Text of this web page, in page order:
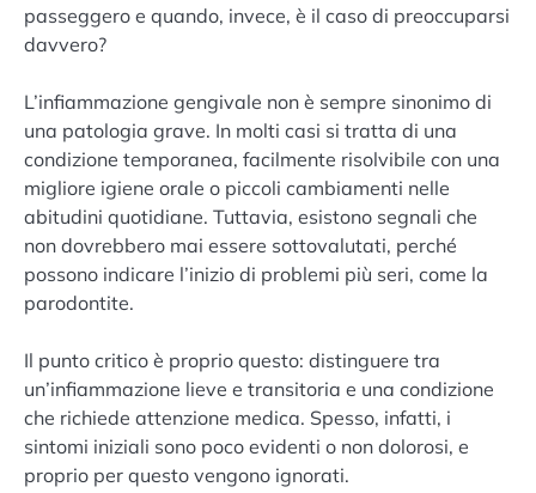
passeggero e quando, invece, è il caso di preoccuparsi
davvero?
L’infiammazione gengivale non è sempre sinonimo di
una patologia grave. In molti casi si tratta di una
condizione temporanea, facilmente risolvibile con una
migliore igiene orale o piccoli cambiamenti nelle
abitudini quotidiane. Tuttavia, esistono segnali che
non dovrebbero mai essere sottovalutati, perché
possono indicare l’inizio di problemi più seri, come la
parodontite.
Il punto critico è proprio questo: distinguere tra
un’infiammazione lieve e transitoria e una condizione
che richiede attenzione medica. Spesso, infatti, i
sintomi iniziali sono poco evidenti o non dolorosi, e
proprio per questo vengono ignorati.